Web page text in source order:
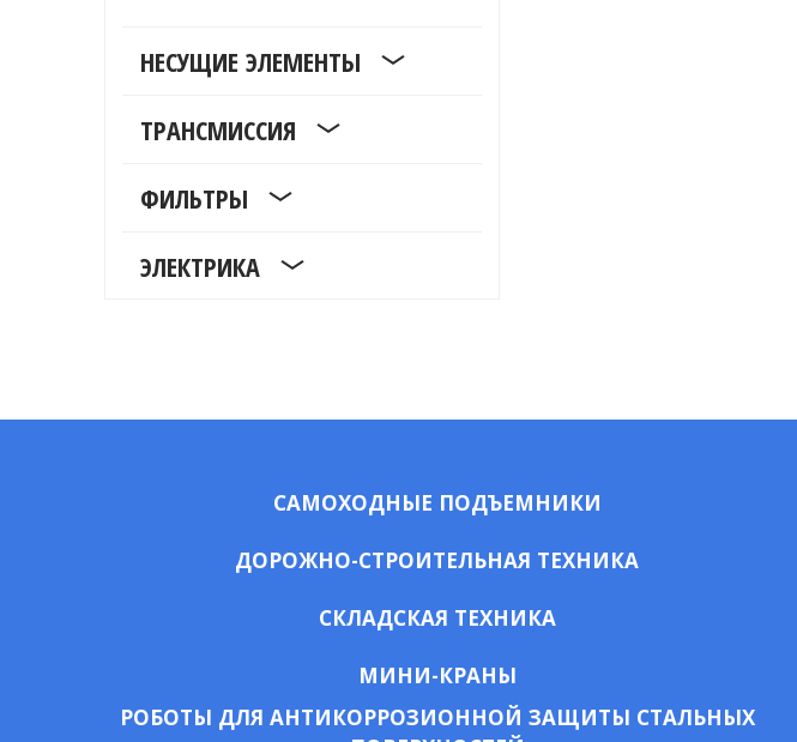
НЕСУЩИЕ ЭЛЕМЕНТЫ
ТРАНСМИССИЯ
ФИЛЬТРЫ
ЭЛЕКТРИКА
САМОХОДНЫЕ ПОДЪЕМНИКИ
ДОРОЖНО-СТРОИТЕЛЬНАЯ ТЕХНИКА
СКЛАДСКАЯ ТЕХНИКА
МИНИ-КРАНЫ
РОБОТЫ ДЛЯ АНТИКОРРОЗИОННОЙ ЗАЩИТЫ СТАЛЬНЫХ